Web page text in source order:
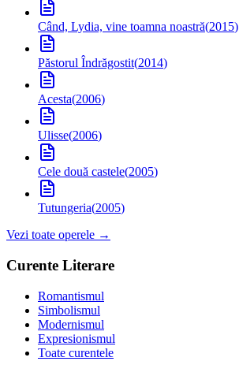
Când, Lydia, vine toamna noastră(2015)
Păstorul Îndrăgostit(2014)
Acesta(2006)
Ulisse(2006)
Cele două castele(2005)
Tutungeria(2005)
Vezi toate operele →
Curente Literare
Romantismul
Simbolismul
Modernismul
Expresionismul
Toate curentele